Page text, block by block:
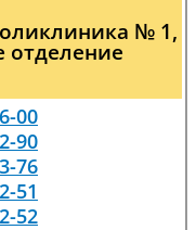
№ 1,
отделение
00
90
76
51
52